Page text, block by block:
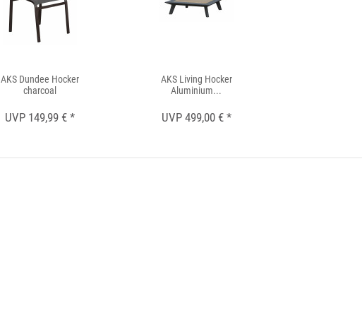
AKS Dundee Hocker
charcoal
UVP 149,99 € *
AKS Living Hocker
Aluminium...
UVP 499,00 € *